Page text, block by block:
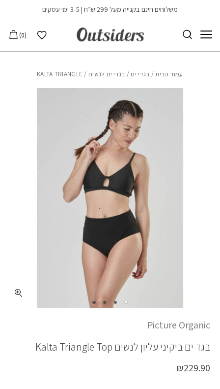
Skip to Contentמשלוחים חינם בקנייה מעל 299 ש”ח | 3-5 ימי עסקים
הרשימה שלי
0
עמוד הבית/ בגדי ים / בגדי ים לנשים / KALTA TRIANGLE
Picture Organic
בגד ים ביקיני עליון לנשים Kalta Triangle Top
₪229.90